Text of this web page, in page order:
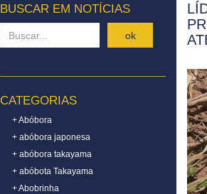
BUSCAR EM NOTÍCIAS
ok
CATEGORIAS
+ Abóbora
+ abóbora japonesa
+ abóbora takayama
+ abóbota Takayama
+ Abobrinha